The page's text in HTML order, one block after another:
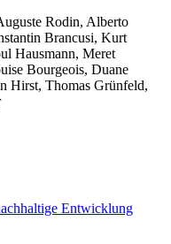
Rodin, Alberto
Brancusi, Kurt
Hausmann, Meret
Bourgeois, Duane
Hirst, Thomas Grünfeld,
Entwicklung